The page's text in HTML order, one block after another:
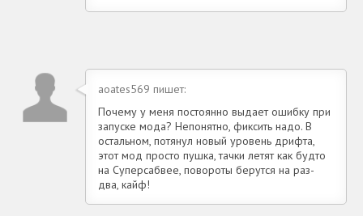
aoates569 пишет:
Почему у меня постоянно выдает ошибку при
запуске мода? Непонятно, фиксить надо. В
остальном, потянул новый уровень дрифта,
этот мод просто пушка, тачки летят как будто
на Суперсабвее, повороты берутся на раз-
два, кайф!